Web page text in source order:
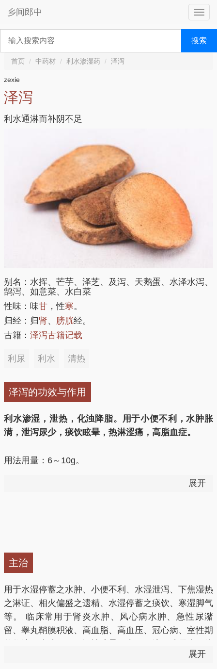
乡间郎中
搜索
首页 中药材 利水渗湿药 泽泻
zexie
泽泻
利水通淋而补阴不足
别名：水挥、芒芋、泽芝、及泻、天鹅蛋、水泽水泻、
鹄泻、如意菜、水白菜
性味：味甘 ，性寒。
归经：归肾、 膀胱经。
古籍： 泽泻古籍记载
利尿 利水 清热
泽泻的功效与作用
利水渗湿，泄热，化浊降脂。用于小便不利，水肿胀
满，泄泻尿少，痰饮眩晕，热淋涩痛，高脂血症。
用法用量：6～10g。
1.利水消肿（水肿，小便不利）用治水湿停蓄之水肿、
小便不利，常与茯苓、猪苓等同用，如五苓散；也可用
治妊娠水肿。本品利水功力较茯苓为强。
2.清泻肾火（淋证，遗精）用治湿热蕴结膀胱之热淋，
小便短赤，淋漓涩痛，常与木通、车前子等同用；若湿
热下注之带下，亦可与龙胆草、黄柏等配伍；若肾阴不
足，相火偏亢所致之遗精、潮热、盗汗等症，每与山茱
展开
主治
用于水湿停蓄之水肿、小便不利、水湿泄泻、下焦湿热
之淋证、相火偏盛之遗精、水湿停蓄之痰饮、寒湿脚气
等。 临床常用于肾炎水肿、风心病水肿、急性尿潴
留、睾丸鞘膜积液、高血脂、高血压、冠心病、室性期
展开